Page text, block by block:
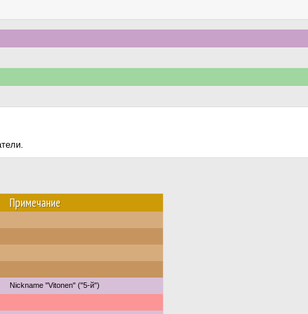
Примечание
Nickname "Vitonen" ("5-й")